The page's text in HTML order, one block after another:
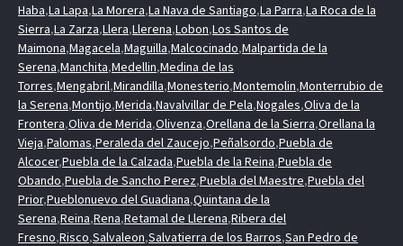
Haba,La Lapa,La Morera,La Nava de Santiago,La Parra,La Roca de la
Sierra,La Zarza,Llera,Llerena,Lobon,Los Santos de
Maimona,Magacela,Maguilla,Malcocinado,Malpartida de la
Serena,Manchita,Medellin,Medina de las
Torres,Mengabril,Mirandilla,Monesterio,Montemolin,Monterrubio de
la Serena,Montijo,Merida,Navalvillar de Pela,Nogales,Oliva de la
Frontera,Oliva de Merida,Olivenza,Orellana de la Sierra,Orellana la
Vieja,Palomas,Peraleda del Zaucejo,Peñalsordo,Puebla de
Alcocer,Puebla de la Calzada,Puebla de la Reina,Puebla de
Obando,Puebla de Sancho Perez,Puebla del Maestre,Puebla del
Prior,Pueblonuevo del Guadiana,Quintana de la
Serena,Reina,Rena,Retamal de Llerena,Ribera del
Fresno,Risco,Salvaleon,Salvatierra de los Barros,San Pedro de